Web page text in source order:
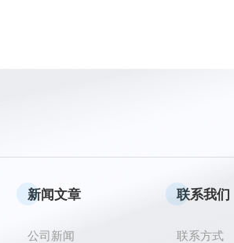
新闻文章
公司新闻
联系我们
联系方式